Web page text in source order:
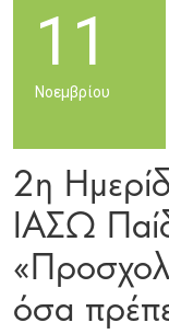
11
Νοεμβρίου
2η
ΙΑΣΩ
όσα